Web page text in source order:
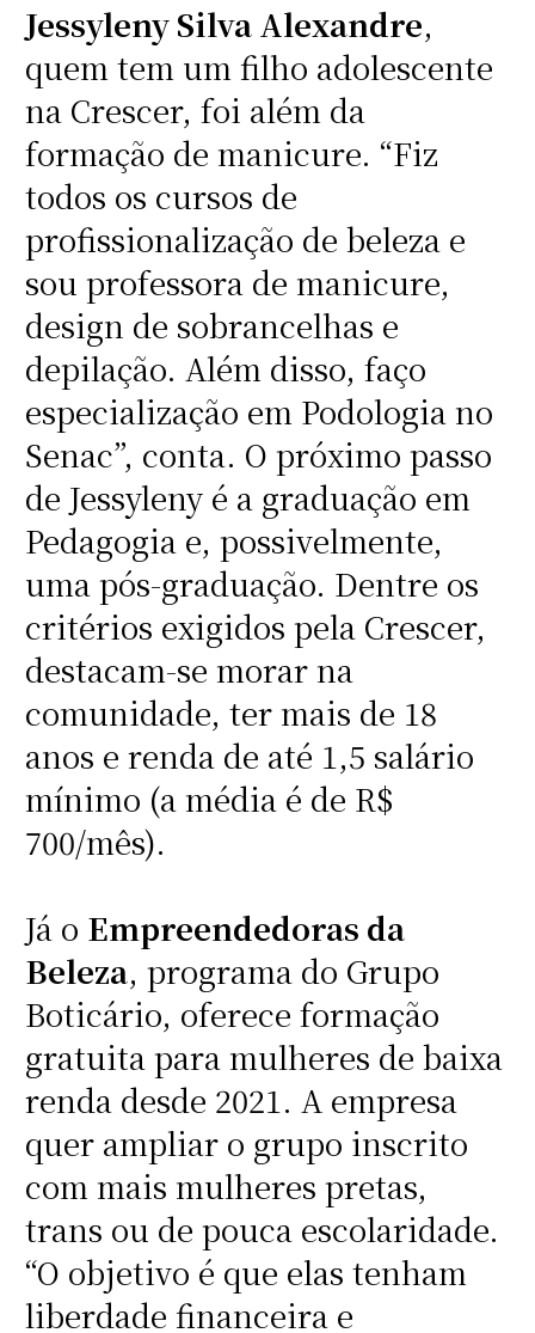
Jessyleny Silva Alexandre,
quem tem um filho adolescente
na Crescer, foi além da
formação de manicure. “Fiz
todos os cursos de
profissionalização de beleza e
sou professora de manicure,
design de sobrancelhas e
depilação. Além disso, faço
especialização em Podologia no
Senac”, conta. O próximo passo
de Jessyleny é a graduação em
Pedagogia e, possivelmente,
uma pós-graduação. Dentre os
critérios exigidos pela Crescer,
destacam-se morar na
comunidade, ter mais de 18
anos e renda de até 1,5 salário
mínimo (a média é de R$
700/mês).
Já o Empreendedoras da
Beleza, programa do Grupo
Boticário, oferece formação
gratuita para mulheres de baixa
renda desde 2021. A empresa
quer ampliar o grupo inscrito
com mais mulheres pretas,
trans ou de pouca escolaridade.
“O objetivo é que elas tenham
liberdade financeira e